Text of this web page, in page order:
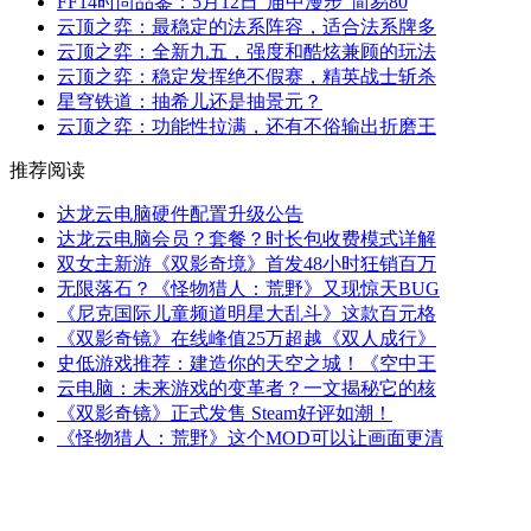
云顶之弈：最稳定的法系阵容，适合法系牌多
云顶之弈：全新九五，强度和酷炫兼顾的玩法
云顶之弈：稳定发挥绝不假赛，精英战士斩杀
星穹铁道：抽希儿还是抽景元？
云顶之弈：功能性拉满，还有不俗输出折磨王
推荐阅读
达龙云电脑硬件配置升级公告
达龙云电脑会员？套餐？时长包收费模式详解
双女主新游《双影奇境》首发48小时狂销百万
无限落石？《怪物猎人：荒野》又现惊天BUG
《尼克国际儿童频道明星大乱斗》这款百元格
《双影奇镜》在线峰值25万超越《双人成行》
史低游戏推荐：建造你的天空之城！《空中王
云电脑：未来游戏的变革者？一文揭秘它的核
《双影奇镜》正式发售 Steam好评如潮！
《怪物猎人：荒野》这个MOD可以让画面更清